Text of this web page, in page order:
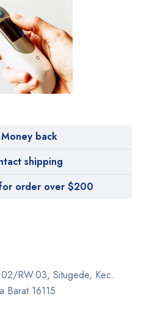
back
shipping
order over $200
RW.03, Situgede, Kec.
Barat 16115